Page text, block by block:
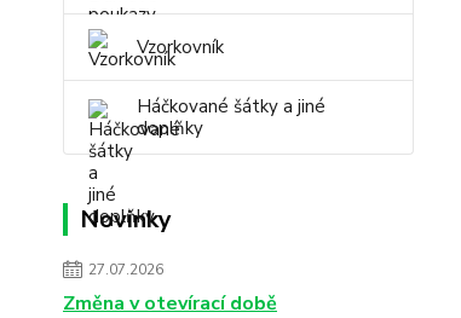
Vzorkovník
Háčkované šátky a jiné
doplňky
Novinky
27.07.2026
Změna v otevírací době